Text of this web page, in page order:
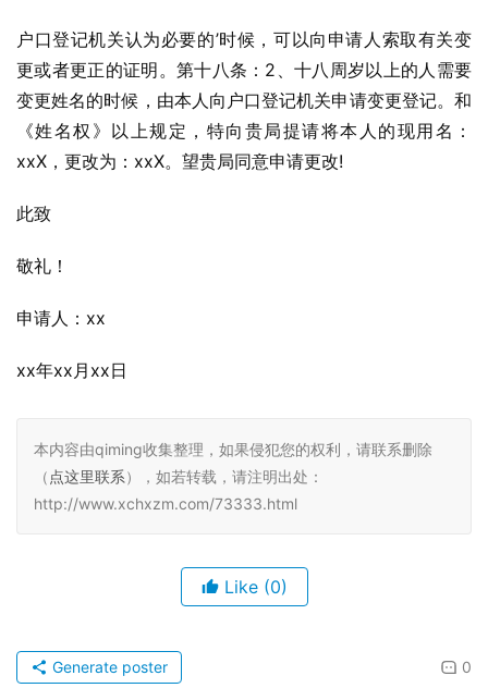
户口登记机关认为必要的’时候，可以向申请人索取有关变
更或者更正的证明。第十八条：2、十八周岁以上的人需要
变更姓名的时候，由本人向户口登记机关申请变更登记。和
《姓名权》以上规定，特向贵局提请将本人的现用名：
xxX，更改为：xxX。望贵局同意申请更改!
此致
敬礼！
申请人：xx
xx年xx月xx日
本内容由qiming收集整理，如果侵犯您的权利，请联系删除
（ 点这里联系），如若转载，请注明出处：
http://www.xchxzm.com/73333.html
Like (0)
0
Generate poster